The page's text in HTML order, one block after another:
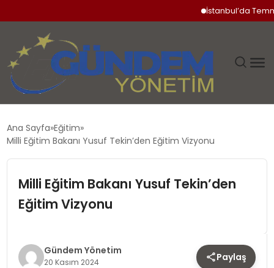
İstanbul’da Temmuz
DÜNYA
EKONOMI
SPOR
Ana Sayfa Eğitim
Milli Eğitim Bakanı Yusuf Tekin’den Eğitim Vizyonu
Milli Eğitim Bakanı Yusuf Tekin’den
Eğitim Vizyonu
Gündem Yönetim
20 Kasım 2024 Paylaş